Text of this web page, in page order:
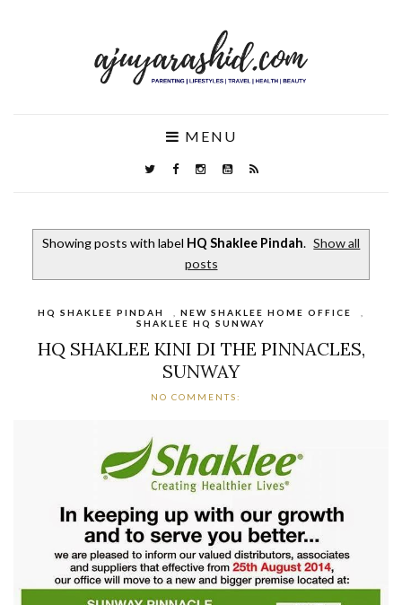
MENU
Showing posts with label HQ Shaklee Pindah. Show all
posts
HQ SHAKLEE PINDAH NEW SHAKLEE HOME OFFICE
SHAKLEE HQ SUNWAY
HQ SHAKLEE KINI DI THE PINNACLES,
SUNWAY
NO COMMENTS: